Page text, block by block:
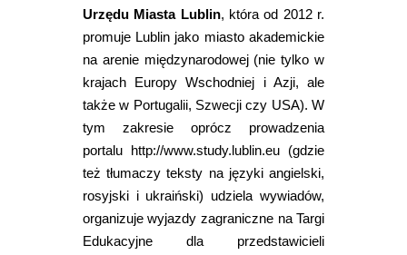
Urzędu Miasta Lublin, która od 2012 r.
promuje Lublin jako miasto akademickie
na arenie międzynarodowej (nie tylko w
krajach Europy Wschodniej i Azji, ale
także w Portugalii, Szwecji czy USA). W
tym zakresie oprócz prowadzenia
portalu http://www.study.lublin.eu (gdzie
też tłumaczy teksty na języki angielski,
rosyjski i ukraiński) udziela wywiadów,
organizuje wyjazdy zagraniczne na Targi
Edukacyjne dla przedstawicieli